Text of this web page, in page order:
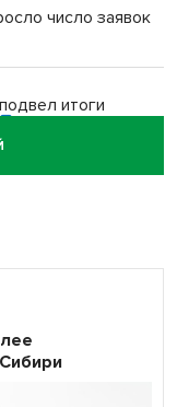
в Искитиме
число заявок
итоги